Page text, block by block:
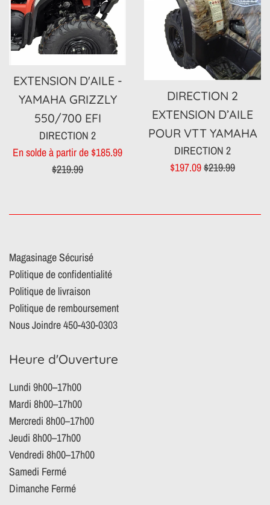
EXTENSION D'AILE -
YAMAHA GRIZZLY
550/700 EFI
DIRECTION 2
En solde à partir de $185.99Prix
$219.99
DIRECTION 2
EXTENSION D’AILE
POUR VTT YAMAHA
DIRECTION 2
Prix
$197.09Prix
$219.99
Magasinage Sécurisé
Politique de confidentialité
Politique de livraison
Politique de remboursement
Nous Joindre 450-430-0303
Heure d'Ouverture
Lundi 9h00–17h00
Mardi 8h00–17h00
Mercredi 8h00–17h00
Jeudi 8h00–17h00
Vendredi 8h00–17h00
Samedi Fermé
Dimanche Fermé